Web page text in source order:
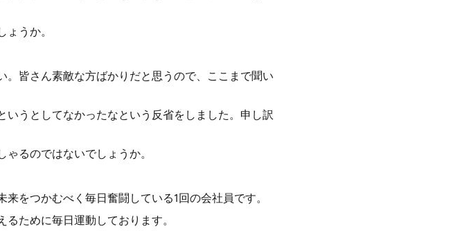
うか。
皆さん素敵な方ばかりだと思うので、ここまで聞い
うとしてなかったなという反省をしました。申し訳
るのではないでしょうか。
をつかむべく毎日奮闘している1回の会社員です。
ために毎日運動しております。